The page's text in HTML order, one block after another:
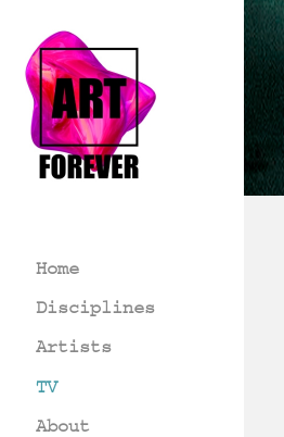
Home
Disciplines
Artists
TV
About